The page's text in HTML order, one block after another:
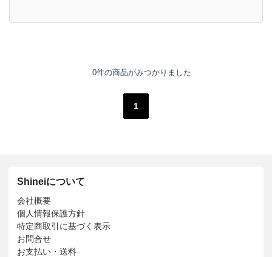
0件の商品がみつかりました
1
Shineiについて
会社概要
個人情報保護方針
特定商取引に基づく表示
お問合せ
お支払い・送料